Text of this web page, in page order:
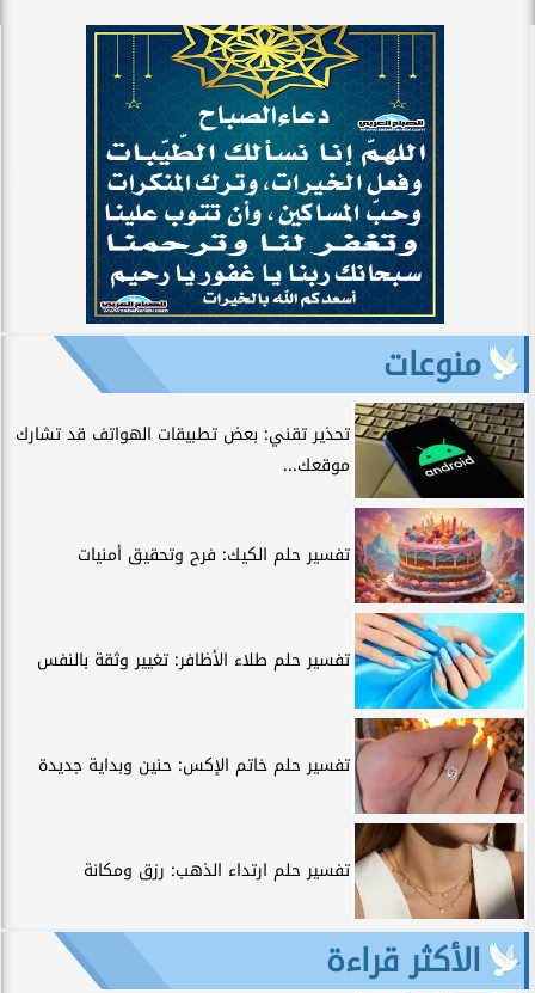
منوعات
تحذير تقني: بعض تطبيقات الهواتف قد تشارك
موقعك...
تفسير حلم الكيك: فرح وتحقيق أمنيات
تفسير حلم طلاء الأظافر: تغيير وثقة بالنفس
تفسير حلم خاتم الإكس: حنين وبداية جديدة
تفسير حلم ارتداء الذهب: رزق ومكانة
الأكثر قراءة